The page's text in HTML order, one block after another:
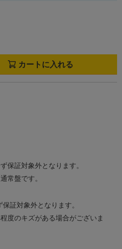
カートに入れる
保証対象外となります。
常盤です。
証対象外となります。
度のキズがある場合がございま